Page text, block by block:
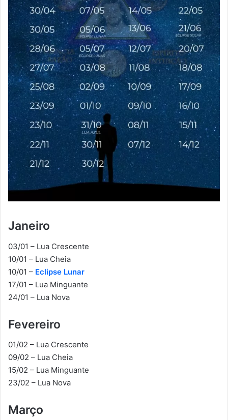
Janeiro
03/01 – Lua Crescente
10/01 – Lua Cheia
10/01 – Eclipse Lunar
17/01 – Lua Minguante
24/01 – Lua Nova
Fevereiro
01/02 – Lua Crescente
09/02 – Lua Cheia
15/02 – Lua Minguante
23/02 – Lua Nova
Março